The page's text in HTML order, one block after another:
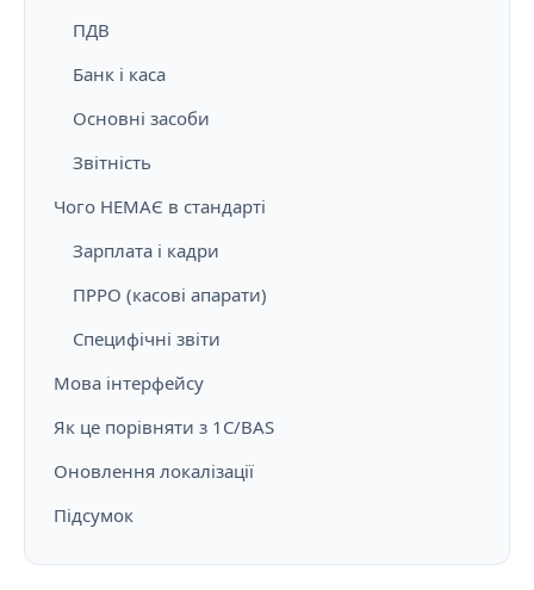
ПДВ
Банк і каса
Основні засоби
Звітність
Чого НЕМАЄ в стандарті
Зарплата і кадри
ПРРО (касові апарати)
Специфічні звіти
Мова інтерфейсу
Як це порівняти з 1С/BAS
Оновлення локалізації
Підсумок